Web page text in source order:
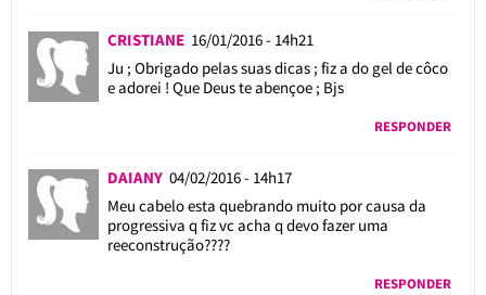
CRISTIANE 16/01/2016 - 14h21
Ju ; Obrigado pelas suas dicas ; fiz a do gel de côco
e adorei ! Que Deus te abençoe ; Bjs
RESPONDER
DAIANY 04/02/2016 - 14h17
Meu cabelo esta quebrando muito por causa da
progressiva q fiz vc acha q devo fazer uma
reeconstrução????
RESPONDER